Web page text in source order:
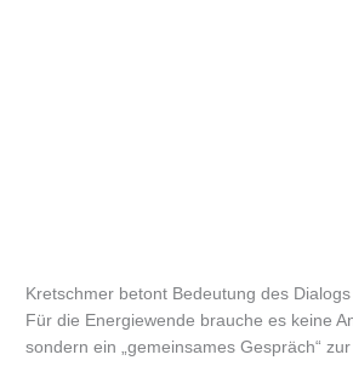
Kretschmer betont Bedeutung des
Für die Energiewende brauche es keine
sondern ein „gemeinsames Gespräch“